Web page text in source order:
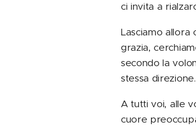
ci invita a
Lasciamo allora
grazia,
secondo la
stessa direzione.
A tutti voi, alle
cuore